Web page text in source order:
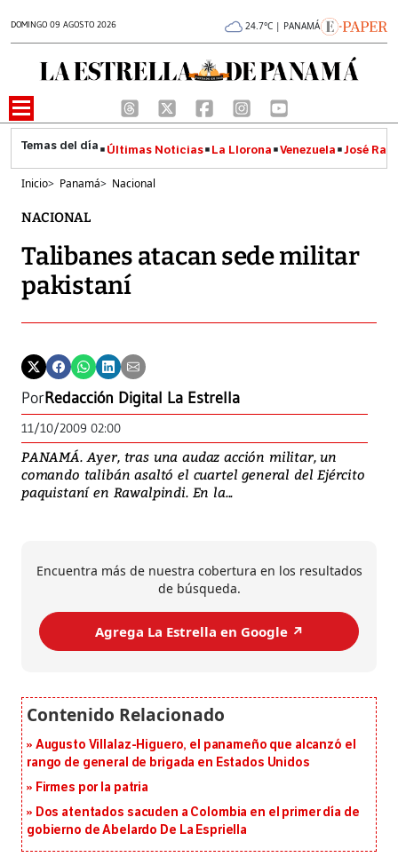
DOMINGO 09 AGOSTO 2026 24.7°C | PANAMÁ
Últimas Noticias La Llorona Venezuela José
Inicio> Panamá> Nacional
NACIONAL
Talibanes atacan sede militar
pakistaní
PorRedacción Digital La Estrella
11/10/2009 02:00
PANAMÁ. Ayer, tras una audaz acción militar, un
comando talibán asaltó el cuartel general del Ejército
paquistaní en Rawalpindi. En la...
Encuentra más de nuestra cobertura en los resultados
de búsqueda.
Agrega La Estrella en Google ↗️
Augusto Villalaz-Higuero, el panameño que alcanzó el
rango de general de brigada en Estados Unidos
Firmes por la patria
Dos atentados sacuden a Colombia en el primer día de
gobierno de Abelardo De La Espriella